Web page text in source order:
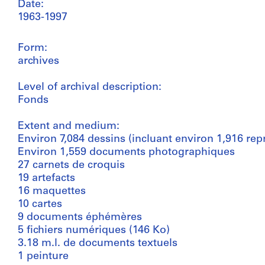
Date:
1963-1997
Form:
archives
Level of archival description:
Fonds
Extent and medium:
Environ 7,084 dessins (incluant environ 1,916
Environ 1,559 documents photographiques
27 carnets de croquis
19 artefacts
16 maquettes
10 cartes
9 documents éphémères
5 fichiers numériques (146 Ko)
3.18 m.l. de documents textuels
1 peinture